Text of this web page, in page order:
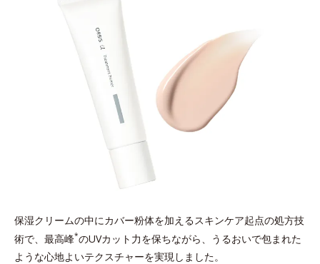
保湿クリームの中にカバー粉体を加えるスキンケア起点の処方技
術で、最高峰*のUVカット力を保ちながら、うるおいで包まれた
ような心地よいテクスチャーを実現しました。